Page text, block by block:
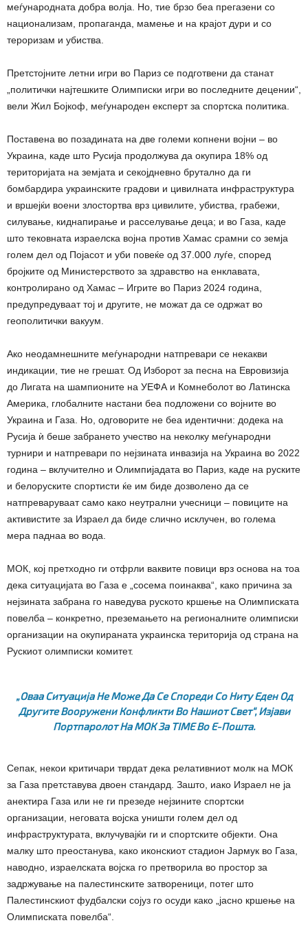
меѓународната добра волја. Но, тие брзо беа прегазени со
национализам, пропаганда, мамење и на крајот дури и со
тероризам и убиства.
Претстојните летни игри во Париз се подготвени да станат
„политички најтешките Олимписки игри во последните децении“,
вели Жил Бојкоф, меѓународен експерт за спортска политика.
Поставена во позадината на две големи копнени војни – во
Украина, каде што Русија продолжува да окупира 18% од
територијата на земјата и секојдневно брутално да ги
бомбардира украинските градови и цивилната инфраструктура
и вршејќи воени злостортва врз цивилите, убиства, грабежи,
силување, киднапирање и расселување деца; и во Газа, каде
што тековната израелска војна против Хамас срамни со земја
голем дел од Појасот и уби повеќе од 37.000 луѓе, според
бројките од Министерството за здравство на енклавата,
контролирано од Хамас – Игрите во Париз 2024 година,
предупредуваат тој и другите, не можат да се одржат во
геополитички вакуум.
Ако неодамнешните меѓународни натпревари се некакви
индикации, тие не грешат. Од Изборот за песна на Евровизија
до Лигата на шампионите на УЕФА и Комнеболот во Латинска
Америка, глобалните настани беа подложени со војните во
Украина и Газа. Но, одговорите не беа идентични: додека на
Русија ѝ беше забрането учество на неколку меѓународни
турнири и натпревари по нејзината инвазија на Украина во 2022
година – вклучително и Олимпијадата во Париз, каде на руските
и белоруските спортисти ќе им биде дозволено да се
натпреваруваат само како неутрални учесници – повиците на
активистите за Израел да биде слично исклучен, во голема
мера паднаа во вода.
МОК, кој претходно ги отфрли ваквите повици врз основа на тоа
дека ситуацијата во Газа е „сосема поинаква“, како причина за
нејзината забрана го наведува руското кршење на Олимписката
повелба – конкретно, преземањето на регионалните олимписки
организации на окупираната украинска територија од страна на
Рускиот олимписки комитет.
„Оваа Ситуација Не Може Да Се Спореди Со Ниту Еден Од
Другите Вооружени Конфликти Во Нашиот Свет“, Изјави
Портпаролот На МОК За TIME Во Е-Пошта.
Сепак, некои критичари тврдат дека релативниот молк на МОК
за Газа претставува двоен стандард. Зашто, иако Израел не ја
анектира Газа или не ги презеде нејзините спортски
организации, неговата војска уништи голем дел од
инфраструктурата, вклучувајќи ги и спортските објекти. Она
малку што преостанува, како иконскиот стадион Јармук во Газа,
наводно, израелската војска го претворила во простор за
задржување на палестинските затвореници, потег што
Палестинскиот фудбалски сојуз го осуди како „јасно кршење на
Олимписката повелба“.